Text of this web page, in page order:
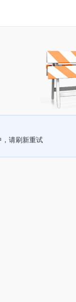
，请刷新重试